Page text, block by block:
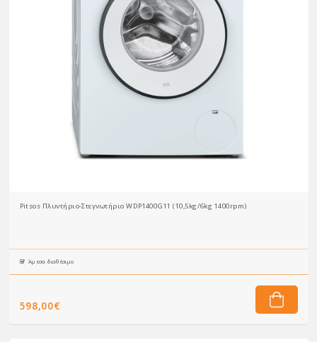
Pitsos Πλυντήριο-Στεγνωτήριο WDP1400G11 (10,5kg/6kg 1400rpm)
Άμεσα διαθέσιμο
598,00€